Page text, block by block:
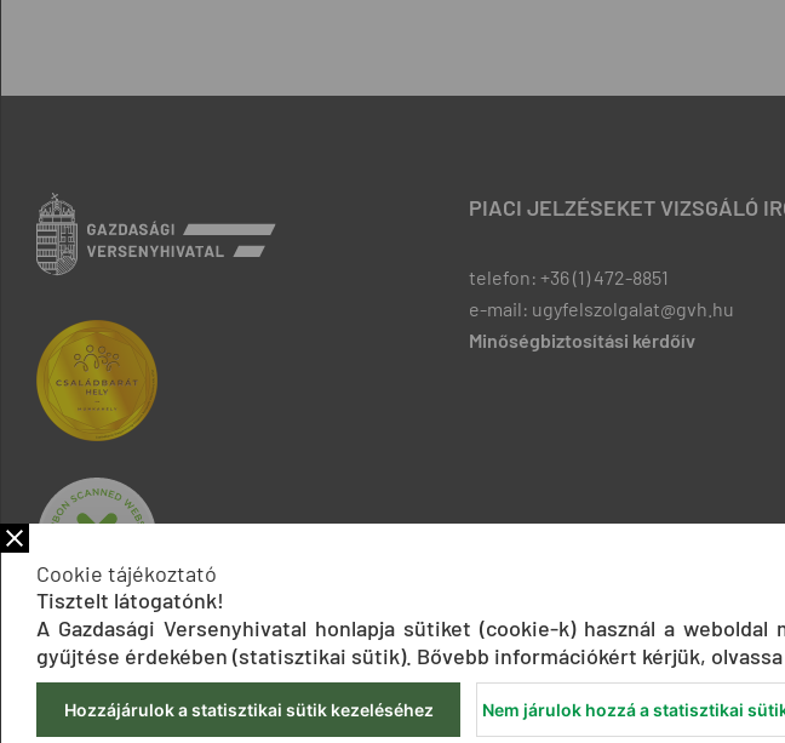
PIACI JELZÉSEKET VIZSGÁLÓ
telefon: +36 (1) 472-8851
e-mail: ugyfelszolgalat@gvh.hu
Minőségbiztosítási kérdőív
Cookie tájékoztató
Tisztelt látogatónk!
A Gazdasági Versenyhivatal honlapja sütiket (cookie-k) használ a
gyűjtése érdekében (statisztikai sütik). Bővebb információkért kérjük, olvassa
Hozzájárulok a statisztikai sütik kezeléséhez Nem járulok hozzá a statisztikai